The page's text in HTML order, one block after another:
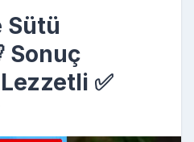
Sütü
Sonuç
Lezzetli ✅